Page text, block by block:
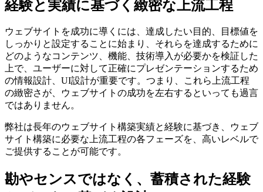
経験と実績に基づく緻密な上流工程
ウェブサイトを成功に導くには、達成したい目的、目標値を
しっかりと設定することに始まり、それらを達成するために
どのようなコンテンツ、機能、技術導入が必要かを検証した
上で、ユーザーに対して正確にプレゼンテーションするため
の情報設計、UI設計が重要です。つまり、これら上流工程
の緻密さが、ウェブサイトの成功を左右するといっても過言
ではありません。
弊社は長年のウェブサイト構築実績と経験に基づき、ウェブ
サイト構築に必要な上流工程の各フェーズを、高いレベルで
ご提供することが可能です。
勘やセンスではなく、蓄積された経験